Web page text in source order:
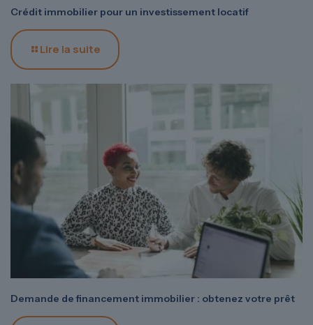
Crédit immobilier pour un investissement locatif
Lire la suite
Demande de financement immobilier : obtenez votre prêt